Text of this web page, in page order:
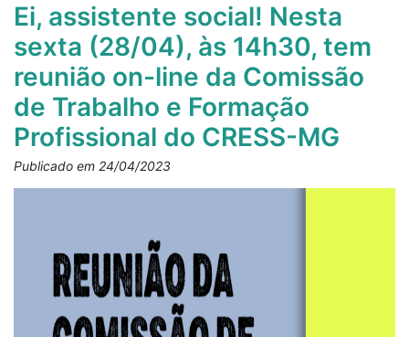
Ei, assistente social! Nesta
sexta (28/04), às 14h30, tem
reunião on-line da Comissão
de Trabalho e Formação
Profissional do CRESS-MG
Publicado em 24/04/2023